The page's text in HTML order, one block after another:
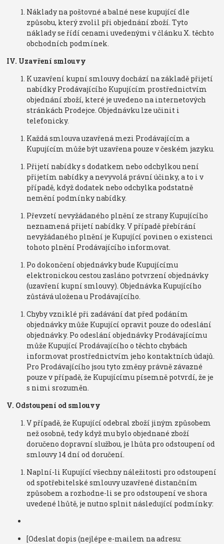
Náklady na poštovné a balné nese kupující dle
způsobu, který zvolil při objednání zboží. Tyto
náklady se řídí cenami uvedenými v článku X. těchto
obchodních podmínek.
IV. Uzavření smlouvy
K uzavření kupní smlouvy dochází na základě přijetí
nabídky Prodávajícího Kupujícím prostřednictvím
objednání zboží, které je uvedeno na internetových
stránkách Prodejce. Objednávku lze učinit i
telefonicky.
Každá smlouva uzavřená mezi Prodávajícím a
Kupujícím může být uzavřena pouze v českém jazyku.
Přijetí nabídky s dodatkem nebo odchylkou není
přijetím nabídky a nevyvolá právní účinky, a to i v
případě, když dodatek nebo odchylka podstatně
nemění podmínky nabídky.
Převzetí nevyžádaného plnění ze strany Kupujícího
neznamená přijetí nabídky. V případě přebírání
nevyžádaného plnění je Kupující povinen o existenci
tohoto plnění Prodávajícího informovat.
Po dokončení objednávky bude Kupujícímu
elektronickou cestou zasláno potvrzení objednávky
(uzavření kupní smlouvy). Objednávka Kupujícího
zůstává uložena u Prodávajícího.
Chyby vzniklé při zadávání dat před podáním
objednávky může Kupující opravit pouze do odeslání
objednávky. Po odeslání objednávky Prodávajícímu
může Kupující Prodávajícího o těchto chybách
informovat prostřednictvím jeho kontaktních údajů.
Pro Prodávajícího jsou tyto změny právně závazné
pouze v případě, že Kupujícímu písemně potvrdí, že je
s nimi srozuměn.
V. Odstoupení od smlouvy
V případě, že Kupující odebral zboží jiným způsobem
než osobně, tedy když mu bylo objednané zboží
doručeno dopravní službou, je lhůta pro odstoupení od
smlouvy 14 dní od doručení.
Naplní-li Kupující všechny náležitosti pro odstoupení
od spotřebitelské smlouvy uzavřené distančním
způsobem a rozhodne-li se pro odstoupení ve shora
uvedené lhůtě, je nutno splnit následující podmínky:
[Odeslat dopis (nejlépe e-mailem na adresu: